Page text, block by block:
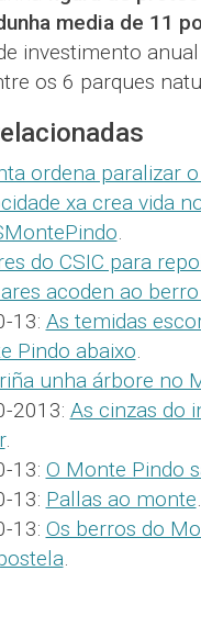
media de 11
investimento
os 6 parques
ordena paralizar
xa crea vida
.
do CSIC para
acoden ao berro
13: As temidas
Pindo abaixo.
unha árbore no
2013: As cinzas do
.
13: O Monte Pindo
13: Pallas ao monte.
13: Os berros do
.